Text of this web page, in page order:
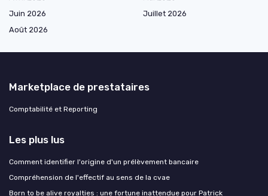
Juin 2026
Juillet 2026
Août 2026
Marketplace de prestataires
Comptabilité et Reporting
Les plus lus
Comment identifier l'origine d'un prélèvement bancaire
Compréhension de l'effectif au sens de la cvae
Born to be alive royalties : une fortune inattendue pour Patrick